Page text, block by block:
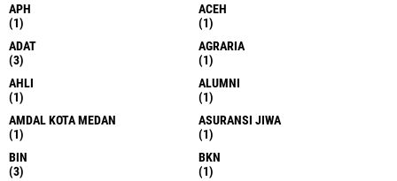
APH
(1)
ACEH
(1)
ADAT
(3)
AGRARIA
(1)
AHLI
(1)
ALUMNI
(1)
AMDAL KOTA MEDAN
(1)
ASURANSI JIWA
(1)
BIN
(3)
BKN
(1)